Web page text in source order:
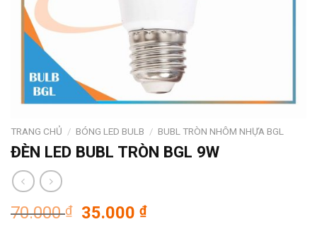
TRANG CHỦ / BÓNG LED BULB / BUBL TRÒN NHÔM NHỰA BGL
ĐÈN LED BUBL TRÒN BGL 9W
70.000₫
Giá
35.000₫Giá